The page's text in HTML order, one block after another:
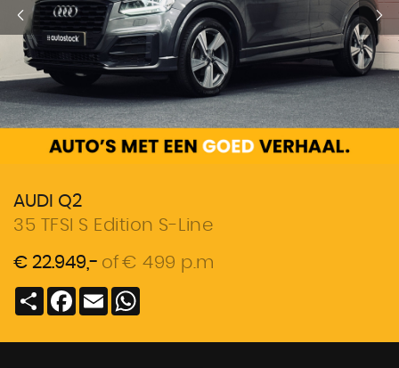
AUDI Q2
35 TFSI S Edition S-Line
€ 22.949,- of € 499 p.m
Deel Facebook
Email